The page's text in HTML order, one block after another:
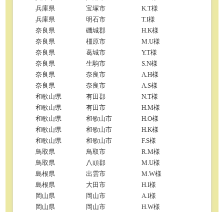
兵庫県
宝塚市
K.T様
兵庫県
明石市
T.I様
奈良県
磯城郡
H.K様
奈良県
橿原市
M.U様
奈良県
葛城市
Y.T様
奈良県
生駒市
S.N様
奈良県
奈良市
A.H様
奈良県
奈良市
A.S様
和歌山県
有田郡
N.T様
和歌山県
有田市
H.M様
和歌山県
和歌山市
H.O様
和歌山県
和歌山市
H.K様
和歌山県
和歌山市
F.S様
鳥取県
鳥取市
R.M様
鳥取県
八頭郡
M.U様
島根県
出雲市
M.W様
島根県
大田市
H.I様
岡山県
岡山市
A.I様
岡山県
岡山市
H.W様